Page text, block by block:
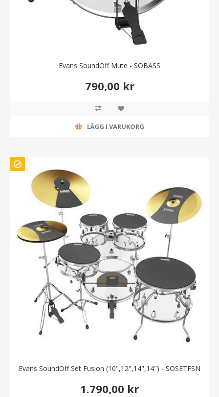
Evans SoundOff Mute - SOBASS
790,00 kr
LÄGG I VARUKORG
Evans SoundOff Set Fusion (10",12",14",14") - SOSETFSN
1.790,00 kr